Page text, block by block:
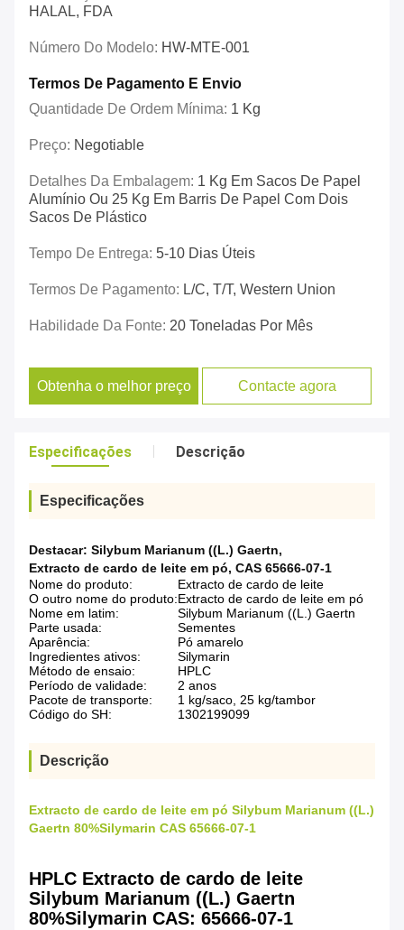
HALAL, FDA
Número Do Modelo: HW-MTE-001
Termos De Pagamento E Envio
Quantidade De Ordem Mínima: 1 Kg
Preço: Negotiable
Detalhes Da Embalagem: 1 Kg Em Sacos De Papel
Alumínio Ou 25 Kg Em Barris De Papel Com Dois
Sacos De Plástico
Tempo De Entrega: 5-10 Dias Úteis
Termos De Pagamento: L/C, T/T, Western Union
Habilidade Da Fonte: 20 Toneladas Por Mês
Obtenha o melhor preço Contacte agora
Especificações Descrição
Especificações
Destacar: Silybum Marianum ((L.) Gaertn,
Extracto de cardo de leite em pó, CAS 65666-07-1
Nome do produto:
Extracto de cardo de leite
O outro nome do produto:Extracto de cardo de leite em pó
Nome em latim:
Silybum Marianum ((L.) Gaertn
Parte usada:
Sementes
Aparência:
Pó amarelo
Ingredientes ativos:
Silymarin
Método de ensaio:
HPLC
Período de validade:
2 anos
Pacote de transporte:
1 kg/saco, 25 kg/tambor
Código do SH:
1302199099
Descrição
Extracto de cardo de leite em pó Silybum Marianum ((L.)
Gaertn 80%Silymarin CAS 65666-07-1
HPLC Extracto de cardo de leite
Silybum Marianum ((L.) Gaertn
80%Silymarin CAS: 65666-07-1